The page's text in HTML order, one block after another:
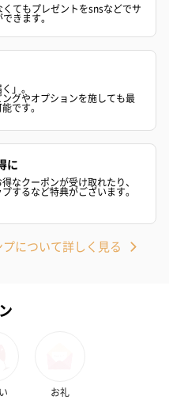
フラワー
プリザーブドフラワーを同
います。予めご了承くださ
す。
）
けします。
てもプレゼントをsnsなどでサ
きます。
」。
グやオプションを施しても最
です。
に
なクーポンが受け取れたり、
するなど特典がございます。
プについて詳しく見る
お礼